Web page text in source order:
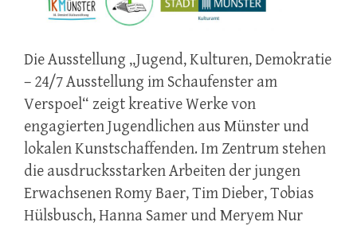
Die Ausstellung „Jugend, Kulturen, Demokratie
– 24/7 Ausstellung im Schaufenster am
Verspoel“ zeigt kreative Werke von
engagierten Jugendlichen aus Münster und
lokalen Kunstschaffenden. Im Zentrum stehen
die ausdrucksstarken Arbeiten der jungen
Erwachsenen Romy Baer, Tim Dieber, Tobias
Hülsbusch, Hanna Samer und Meryem Nur